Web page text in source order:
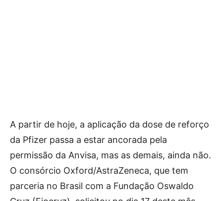
A partir de hoje, a aplicação da dose de reforço
da Pfizer passa a estar ancorada pela
permissão da Anvisa, mas as demais, ainda não.
O consórcio Oxford/AstraZeneca, que tem
parceria no Brasil com a Fundação Oswaldo